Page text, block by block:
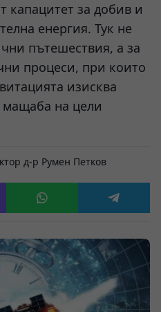
капацитет за добив и
енергия. Тук не
пътешествия, а за
процеси, при които
изисква
мащаба на цели
д-р Румен Петков